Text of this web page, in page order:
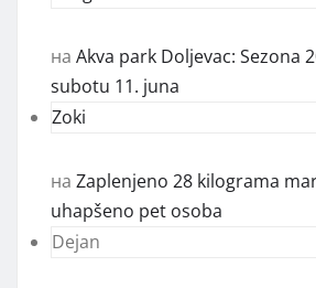
на Akva park Doljevac: Sezona
subotu 11. juna
Zoki
на Zaplenjeno 28 kilograma
uhapšeno pet osoba
Dejan